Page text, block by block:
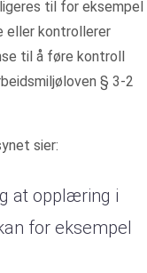
til for eksempel
eller kontrollerer
til å føre kontroll
§ 3-2
sier:
at opplæring i
for eksempel